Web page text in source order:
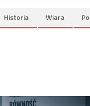
Historia Wiara